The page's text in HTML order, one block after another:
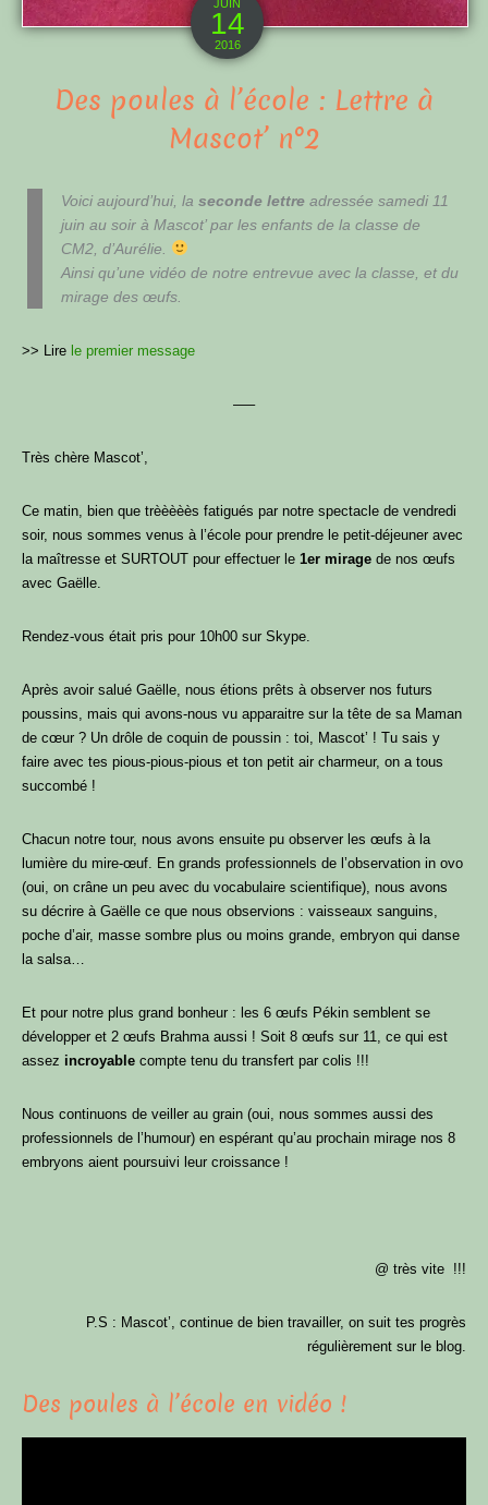
JUIN
14
2016
Des poules à l’école : Lettre à
Mascot’ n°2
Voici aujourd’hui, laseconde lettre adressée samedi 11
juin au soir à Mascot’par les enfants de la classe de
CM2, d’Aurélie.
Ainsi qu’une vidéo de notre entrevue avec la classe, et du
mirage des œufs.
>> Lire le premier message
—–
Très chère Mascot’,
Ce matin, bien que trèèèèès fatigués par notre spectacle de vendredi
soir, nous sommes venus à l’école pour prendre le petit-déjeuner avec
la maîtresse et SURTOUT pour effectuer le 1er mirage de nos œufs
avec Gaëlle.
Rendez-vous était pris pour 10h00 sur Skype.
Après avoir salué Gaëlle, nous étions prêts à observer nos futurs
poussins, mais qui avons-nous vu apparaitre sur la tête de sa Maman
de cœur ? Un drôle de coquin de poussin : toi, Mascot’ ! Tu sais y
faire avec tes pious-pious-pious et ton petit air charmeur, on a tous
succombé !
Chacun notre tour, nous avons ensuite pu observer les œufs à la
lumière du mire-œuf. En grands professionnels de l’observation in ovo
(oui, on crâne un peu avec du vocabulaire scientifique), nous avons
su décrire à Gaëlle ce que nous observions : vaisseaux sanguins,
poche d’air, masse sombre plus ou moins grande, embryon qui danse
la salsa…
Et pour notre plus grand bonheur : les 6 œufs Pékin semblent se
développer et 2 œufs Brahma aussi ! Soit 8 œufs sur 11, ce qui est
assez incroyable compte tenu du transfert par colis !!!
Nous continuons de veiller au grain (oui, nous sommes aussi des
professionnels de l’humour) en espérant qu’au prochain mirage nos 8
embryons aient poursuivi leur croissance !
@ très vite !!!
P.S : Mascot’, continue de bien travailler, on suit tes progrès
régulièrement sur le blog.
Des poules à l’école en vidéo !